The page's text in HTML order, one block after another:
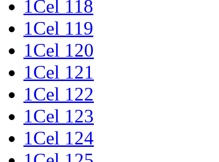
1Cel 118
1Cel 119
1Cel 120
1Cel 121
1Cel 122
1Cel 123
1Cel 124